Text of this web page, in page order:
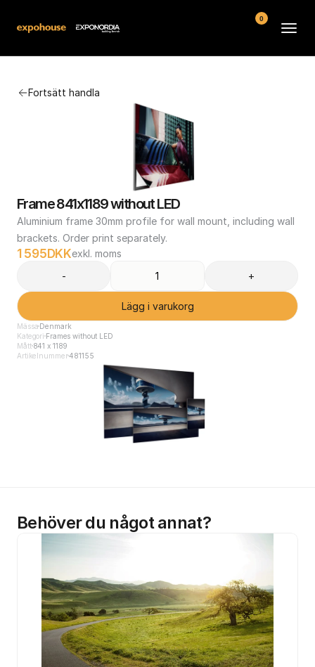
Fortsätt handla
Frame 841x1189 without LED
Aluminium frame 30mm profile for wall mount, including wall
brackets. Order print separately.
1 595 DKKexkl. moms
-
+
Lägg i varukorg
Mässa Denmark
Kategori Frames without LED
Mått841 x 1189
Artikelnummer481155
Behöver du något annat?
Kontakt
Köpvillkor
0